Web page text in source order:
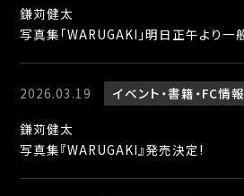
鎌苅健太
写真集「WARUGAKI」明日正午より一
2026.03.19 イベント 書籍 FC情報
鎌苅健太
写真集『WARUGAKI』発売決定!